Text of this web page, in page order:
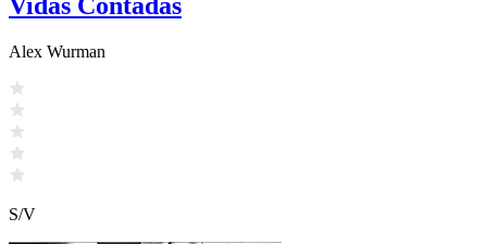
Vidas Contadas
Alex Wurman
S/V